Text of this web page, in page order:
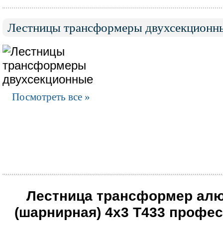
до
Лестницы трансформеры
Посмотреть все »
Лестница трансформер
(шарнирная) 4х3 Т433